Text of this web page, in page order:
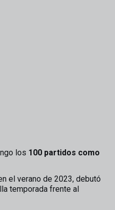
los 100 partidos como
el verano de 2023, debutó
temporada frente al